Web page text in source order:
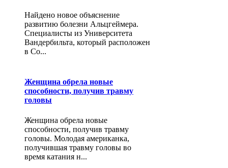
Найдено новое объяснение
развитию болезни Альцгеймера.
Специалисты из Университета
Вандербильта, который расположен
в Со...
Женщина обрела новые
способности, получив травму
головы
Женщина обрела новые
способности, получив травму
головы. Молодая американка,
получившая травму головы во
время катания н...